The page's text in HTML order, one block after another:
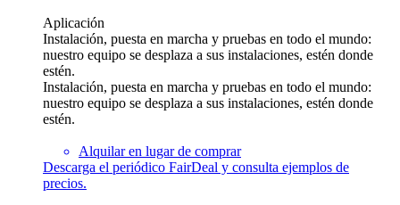
Aplicación
Instalación, puesta en marcha y pruebas en todo el mundo:
nuestro equipo se desplaza a sus instalaciones, estén donde
estén.
Instalación, puesta en marcha y pruebas en todo el mundo:
nuestro equipo se desplaza a sus instalaciones, estén donde
estén.
Alquilar en lugar de comprar
Descarga el periódico FairDeal y consulta ejemplos de
precios.